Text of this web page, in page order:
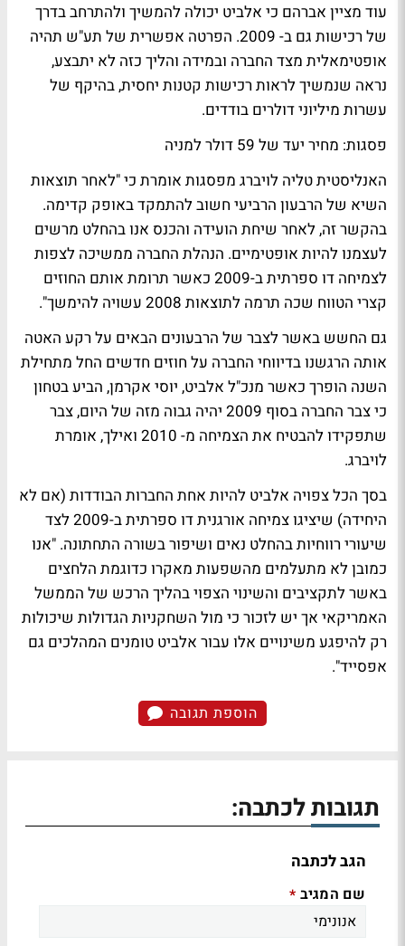
עוד מציין אברהם כי אלביט יכולה להמשיך ולהתרחב בדרך
של רכישות גם ב- 2009. הפרטה אפשרית של תע"ש תהיה
אופטימאלית מצד החברה ובמידה והליך כזה לא יתבצע,
נראה שנמשיך לראות רכישות קטנות יחסית, בהיקף של
עשרות מיליוני דולרים בודדים.
פסגות: מחיר יעד של 59 דולר למניה
האנליסטית טליה לויברג מפסגות אומרת כי "לאחר תוצאות
השיא של הרבעון הרביעי חשוב להתמקד באופק קדימה.
בהקשר זה, לאחר שיחת הועידה והכנס אנו בהחלט מרשים
לעצמנו להיות אופטימיים. הנהלת החברה ממשיכה לצפות
לצמיחה דו ספרתית ב-2009 כאשר תרומת אותם החוזים
קצרי הטווח שכה תרמה לתוצאות 2008 עשויה להימשך".
גם החשש באשר לצבר של הרבעונים הבאים על רקע האטה
אותה הרגשנו בדיווחי החברה על חוזים חדשים החל מתחילת
השנה הופרך כאשר מנכ"ל אלביט, יוסי אקרמן, הביע בטחון
כי צבר החברה בסוף 2009 יהיה גבוה מזה של היום, צבר
שתפקידו להבטיח את הצמיחה מ- 2010 ואילך, אומרת
לויברג.
בסך הכל צפויה אלביט להיות אחת החברות הבודדות (אם לא
היחידה) שיציגו צמיחה אורגנית דו ספרתית ב-2009 לצד
שיעורי רווחיות בהחלט נאים ושיפור בשורה התחתונה. "אנו
כמובן לא מתעלמים מהשפעות מאקרו כדוגמת הלחצים
באשר לתקציבים והשינוי הצפוי בהליך הרכש של הממשל
האמריקאי אך יש לזכור כי מול השחקניות הגדולות שיכולות
רק להיפגע משינויים אלו עבור אלביט טומנים המהלכים גם
אפסייד".
הוספת תגובה
תגובות לכתבה:
הגב לכתבה
שם המגיב *